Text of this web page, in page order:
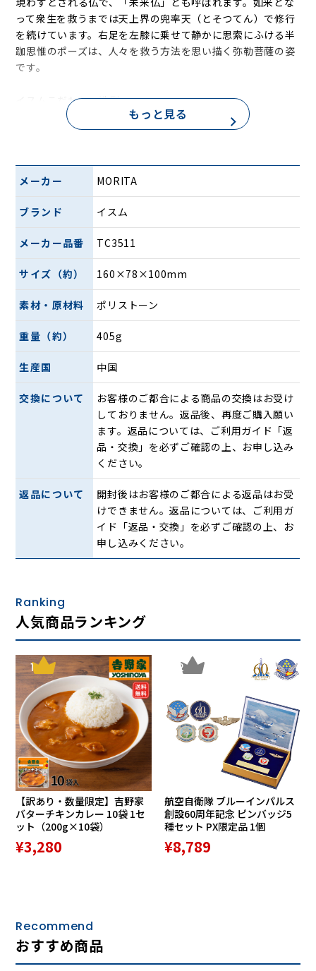
って衆生を救うまでは天上界の兜率天（とそつてん）で修行
を続けています。右足を左膝に乗せて静かに思索にふける半
跏思惟のポーズは、人々を救う方法を思い描く弥勒菩薩の姿
です。
イスムこだわりの造型
モデルは国宝 彫刻の部第一号として有名な、飛鳥時代の「弥
勒菩薩半跏思惟像」。そっと頬に当てた指の先には、アルカ
イックスマイルと呼ばれる微笑みが浮かぶ、どこか異国の雰
囲気を感じさせる優美な仏像です。1960年にはある学生がそ
という事件もありました。
イスムでは入念を極めた造形でモデル像の美しい木彫の質感
を持たせています。原型には細かい筋彫りを入れて木目を再
現、さらにグラデーションを多用した彩色によって木材の経
年変化を表現しました。
美しい微笑みと指先のやわらかな曲線を、16cmの小さなサ
気作です。
仏像を毎日の生活の中で楽しむことを提案するブランド「イ
独自の技術力と表現力で甦る美しい仏像を、納得のクオリテ
ィと安心の価格でお届け。心やすまるインテリアとして、ま
た感動の美術品として、暮らしに寄りそうモノづくりを目指
しています。 イスムは いまの時代に生きるあなたへ、心の
満足を提供します。
もっと見る
メーカー MORITA
ブランド イスム
メーカー品番 TC3511
サイズ（約） 160×78×100mm
素材・原材料 ポリストーン
重量（約） 405g
生産国 中国
交換について
お客様のご都合による商品の交換はお受け
しておりません。返品後、再度ご購入願い
ます。返品については、ご利用ガイド「返
品・交換」を必ずご確認の上、お申し込み
ください。
返品について
開封後はお客様のご都合による返品はお受
けできません。返品については、ご利用ガ
イド「返品・交換」を必ずご確認の上、お
申し込みください。
Ranking
人気商品ランキング
1
【訳あり・数量限定】吉野家
バターチキンカレー 10袋 1セ
ット（200g×10袋）
¥3,280
2
航空自衛隊 ブルーインパルス
創設60周年記念 ピンバッジ5
種セット PX限定品 1個
¥8,789
Recommend
おすすめ商品